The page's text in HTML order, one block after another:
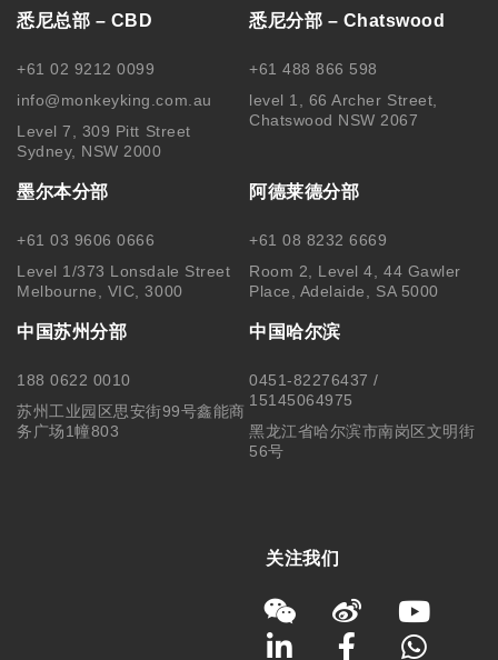
悉尼总部 – CBD
+61 02 9212 0099
info@monkeyking.com.au
Level 7, 309 Pitt Street
Sydney, NSW 2000
悉尼分部 – Chatswood
+61 488 866 598
level 1, 66 Archer Street,
Chatswood NSW 2067
墨尔本分部
+61 03 9606 0666
Level 1/373 Lonsdale Street
Melbourne, VIC, 3000
阿德莱德分部
+61 08 8232 6669
Room 2, Level 4, 44 Gawler
Place, Adelaide, SA 5000
中国苏州分部
188 0622 0010
苏州工业园区思安街99号鑫能商
务广场1幢803
中国哈尔滨
0451-82276437 /
15145064975
黑龙江省哈尔滨市南岗区文明街
56号
关注我们